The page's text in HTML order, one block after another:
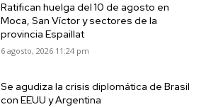
Ratifican huelga del 10 de agosto en
Moca, San Víctor y sectores de la
provincia Espaillat
6 agosto, 2026 11:24 pm
Se agudiza la crisis diplomática de Brasil
con EEUU y Argentina